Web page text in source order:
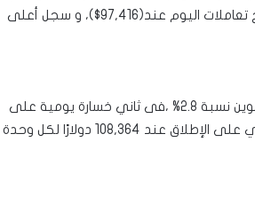
من 5.0% إلى (92,502$) الأدنى منذ 5 ديسمبر الجاري ، من سعر افتتاح تعاملات اليوم عند(97,416$)، و سجل أعلى
•عند التسوية يوم الخميس على بورصة بتستامب ،فقدت أسعار البتكوين نسبة 2.8% ،فى ثاني خسارة يومية على
التوالي ،بسبب تسارع عمليات التصحيح وجني الأرباح من أعلى مستوي على الإطلاق عند 108,364 دولارًا لكل وحدة